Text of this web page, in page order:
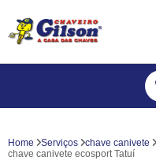
Home Serviços chave canivete
chave canivete ecosport Tatuí